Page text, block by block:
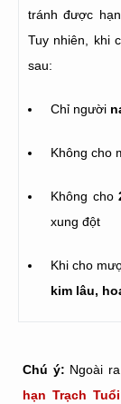
tránh được
Tuy nhiên, khi
sau:
Chỉ người
Không cho
Không cho
xung đột
Khi cho
kim lâu,
Chú ý: Ngoài
hạn Trạch Tuổi